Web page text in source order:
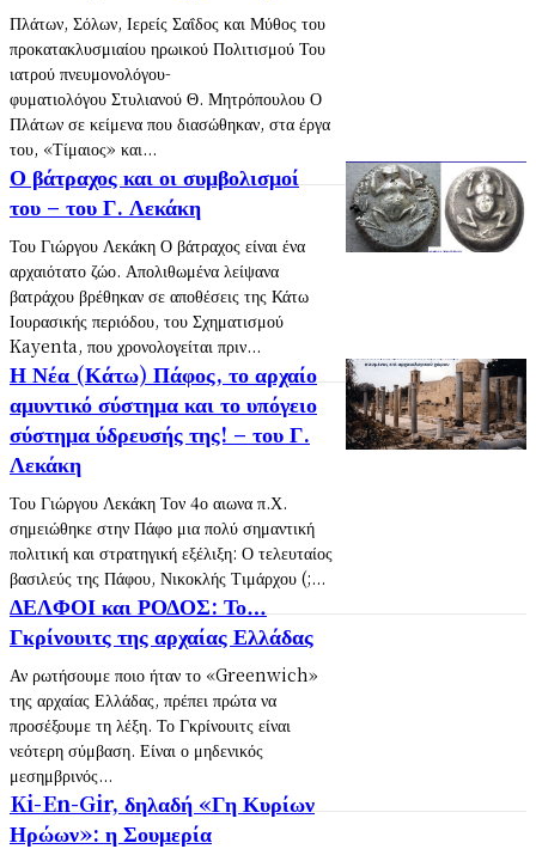
Πλάτων, Σόλων, Ιερείς Σαΐδος και Μύθος του
προκατακλυσμιαίου ηρωικού Πολιτισμού Του
ιατρού πνευμονολόγου-
φυματιολόγου Στυλιανού Θ. Μητρόπουλου Ο
Πλάτων σε κείμενα που διασώθηκαν, στα έργα
του, «Τίμαιος» και...
Ο βάτραχος και οι συμβολισμοί
του – του Γ. Λεκάκη
Του Γιώργου Λεκάκη Ο βάτραχος είναι ένα
αρχαιότατο ζώο. Απολιθωμένα λείψανα
βατράχου βρέθηκαν σε αποθέσεις της Κάτω
Ιουρασικής περιόδου, του Σχηματισμού
Kayenta, που χρονολογείται πριν...
Η Νέα (Κάτω) Πάφος, το αρχαίο
αμυντικό σύστημα και το υπόγειο
σύστημα ύδρευσής της! – του Γ.
Λεκάκη
Του Γιώργου Λεκάκη Τον 4ο αιωνα π.Χ.
σημειώθηκε στην Πάφο μια πολύ σημαντική
πολιτική και στρατηγική εξέλιξη: Ο τελευταίος
βασιλεύς της Πάφου, Νικοκλής Τιμάρχου (;...
ΔΕΛΦΟΙ και ΡΟΔΟΣ: Το…
Γκρίνουιτς της αρχαίας Ελλάδας
Αν ρωτήσουμε ποιο ήταν το «Greenwich»
της αρχαίας Ελλάδας, πρέπει πρώτα να
προσέξουμε τη λέξη. Το Γκρίνουιτς είναι
νεότερη σύμβαση. Είναι ο μηδενικός
μεσημβρινός...
Ki-En-Gir, δηλαδή «Γη Κυρίων
Ηρώων»: η Σουμερία